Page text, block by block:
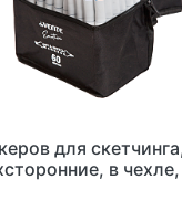
для
в чехле,